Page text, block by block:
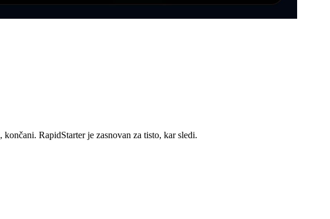
RapidStarter je zasnovan za tisto, kar sledi.